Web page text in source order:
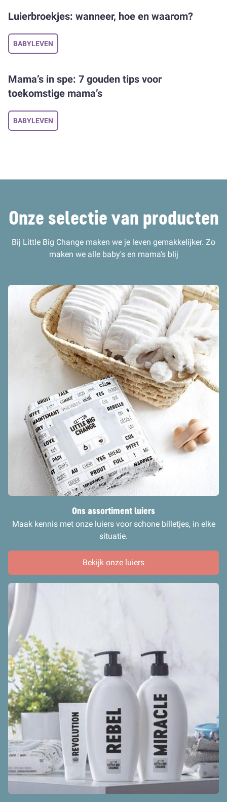
Luierbroekjes: wanneer, hoe en waarom?
BABYLEVEN
Mama’s in spe: 7 gouden tips voor
toekomstige mama’s
BABYLEVEN
Onze selectie van producten
Bij Little Big Change maken we je leven gemakkelijker. Zo
maken we alle baby's en mama's blij
Ons assortiment luiers
Maak kennis met onze luiers voor schone billetjes, in elke
situatie.
Bekijk onze luiers